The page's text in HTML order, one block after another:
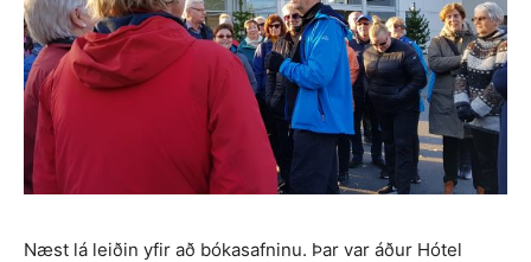
Næst lá leiðin yfir að bókasafninu. Þar var áður Hótel